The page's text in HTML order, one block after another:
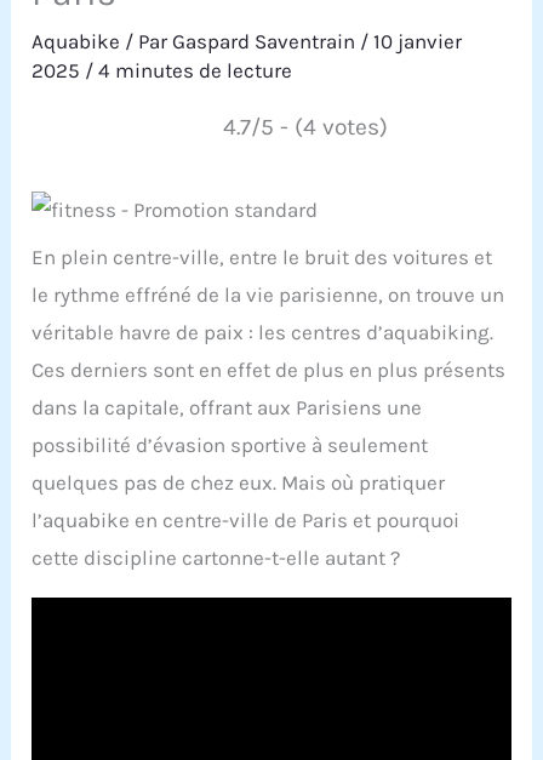
Aquabike / ParGaspard Saventrain /10 janvier
2025 /4 minutes de lecture
4.7/5 - (4 votes)
En plein centre-ville, entre le bruit des voitures et
le rythme effréné de la vie parisienne, on trouve un
véritable havre de paix : les centres d’aquabiking.
Ces derniers sont en effet de plus en plus présents
dans la capitale, offrant aux Parisiens une
possibilité d’évasion sportive à seulement
quelques pas de chez eux. Mais où pratiquer
l’aquabike en centre-ville de Paris et pourquoi
cette discipline cartonne-t-elle autant ?